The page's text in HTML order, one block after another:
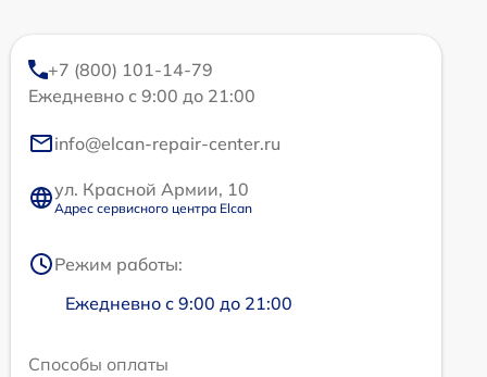
+7 (800) 101-14-79
Ежедневно с 9:00 до 21:00
info@elcan-repair-center.ru
ул. Красной Армии, 10
Адрес сервисного центра Elcan
Режим работы:
Ежедневно с 9:00 до 21:00
Способы оплаты